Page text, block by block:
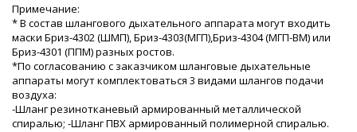
Примечание:
* В состав шлангового дыхательного аппарата могут входить
маски Бриз-4302 (ШМП), Бриз-4303(МГП),Бриз-4304 (МГП-ВМ) или
Бриз-4301 (ППМ) разных ростов.
*По согласованию с заказчиком шланговые дыхательные
аппараты могут комплектоваться 3 видами шлангов подачи
воздуха:
-Шланг резинотканевый армированный металлической
спиралью; -Шланг ПВХ армированный полимерной спиралью.